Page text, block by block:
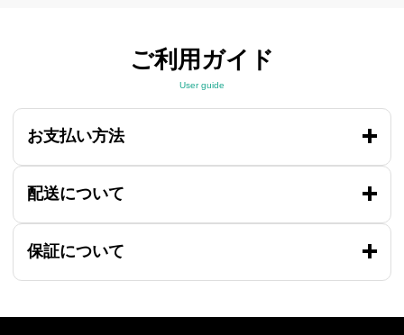
ご利用ガイド
User guide
お支払い方法
配送について
保証について